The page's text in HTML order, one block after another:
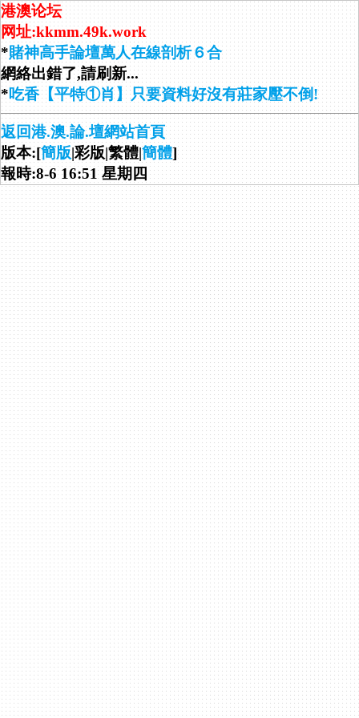
港澳论坛
网址:kkmm.49k.work
*賭神高手論壇萬人在線剖析６合
網絡出錯了,請刷新...
*吃香【平特①肖】只要資料好沒有莊家壓不倒!
返回港.澳.論.壇網站首頁
版本:[簡版|彩版|繁體|簡體]
報時:8-6 16:51 星期四